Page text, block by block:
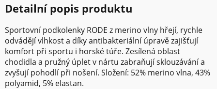
Detailní popis produktu
Sportovní podkolenky RODE z merino vlny hřejí, rychle
odvádějí vlhkost a díky antibakteriální úpravě zajišťují
komfort při sportu i horské túře. Zesílená oblast
chodidla a pružný úplet v nártu zabraňují sklouzávání a
zvyšují pohodlí při nošení. Složení: 52% merino vlna, 43%
polyamid, 5% elastan.